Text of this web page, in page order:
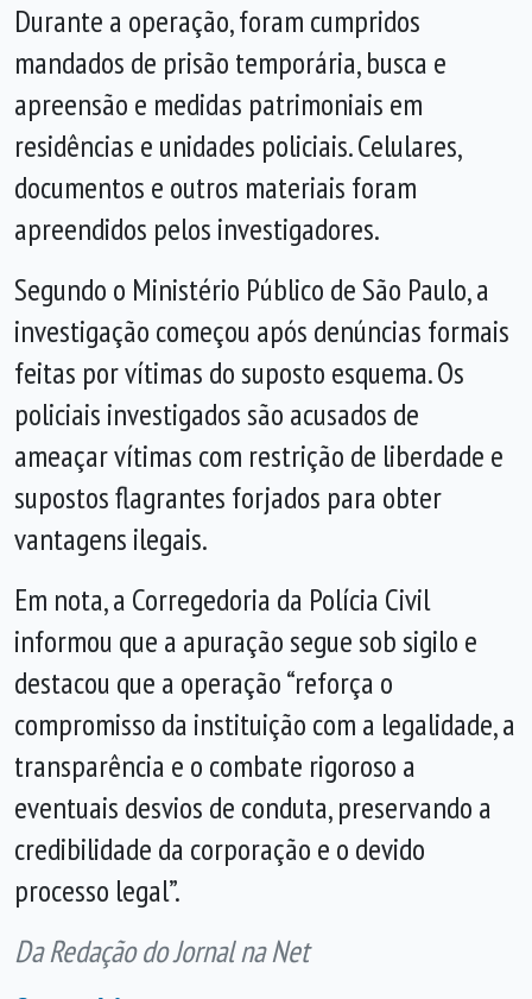
Durante a operação, foram cumpridos
mandados de prisão temporária, busca e
apreensão e medidas patrimoniais em
residências e unidades policiais. Celulares,
documentos e outros materiais foram
apreendidos pelos investigadores.
Segundo o Ministério Público de São Paulo, a
investigação começou após denúncias formais
feitas por vítimas do suposto esquema. Os
policiais investigados são acusados de
ameaçar vítimas com restrição de liberdade e
supostos flagrantes forjados para obter
vantagens ilegais.
Em nota, a Corregedoria da Polícia Civil
informou que a apuração segue sob sigilo e
destacou que a operação “reforça o
compromisso da instituição com a legalidade, a
transparência e o combate rigoroso a
eventuais desvios de conduta, preservando a
credibilidade da corporação e o devido
processo legal”.
Da Redação do Jornal na Net